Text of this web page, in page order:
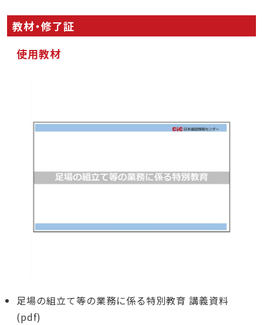
教材・修了証
使用教材
足場の組立て等の業務に係る特別教育 講義資料
(pdf)